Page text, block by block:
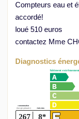
Compteurs eau et
accordé!
loué 510 euros
contactez Mme
Diagnostics